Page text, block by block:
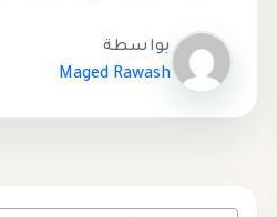
بواسطة
Maged Rawash